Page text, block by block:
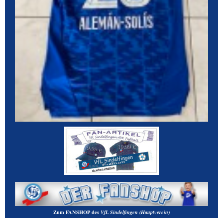
ZumFANSHOPdes VfL Sindelfingen (Hauptverein)